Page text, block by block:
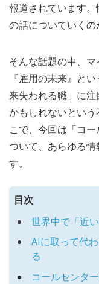
報道されています
の話についていくの
そんな話題の中、
『雇用の未来』と
来失われる職」に
かもしれないとい
こで、今回は「コ
ついて、あらゆる
す。
目次
世界中で「近
AIに取って代
る
コールセンタ